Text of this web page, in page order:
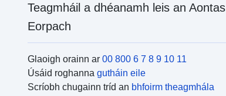
Teagmháil a dhéanamh leis an Aontas
Eorpach
Glaoigh orainn ar 00 800 6 7 8 9 10 11
Úsáid roghanna gutháin eile
Scríobh chugainn tríd an bhfoirm theagmhála